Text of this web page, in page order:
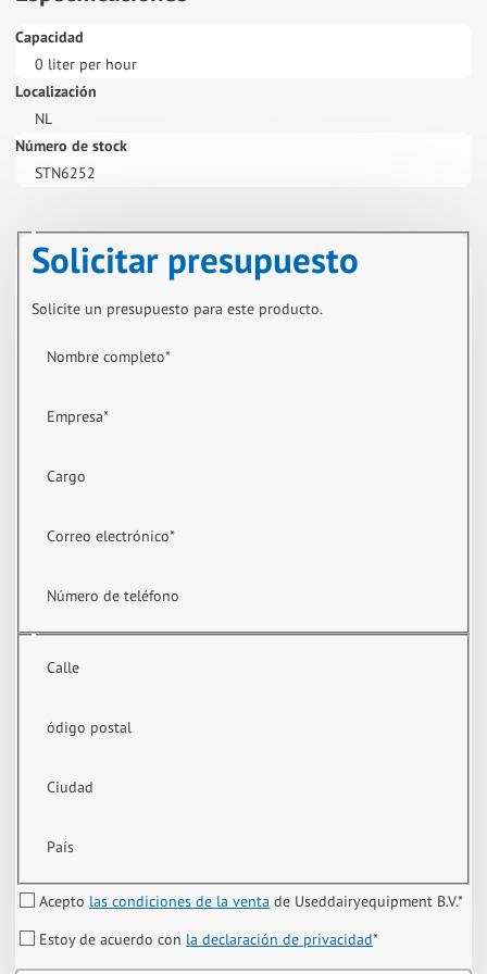
Capacidad
0 liter per hour
Localización
NL
Número de stock
STN6252
Solicitar presupuesto
Solicite un presupuesto para este producto.
Nombre completo*
Empresa*
Cargo
Correo electrónico*
Número de teléfono
Calle
ódigo postal
Ciudad
País
Acepto las condiciones de la venta de Useddairyequipment B.V.*
Estoy de acuerdo con la declaración de privacidad*